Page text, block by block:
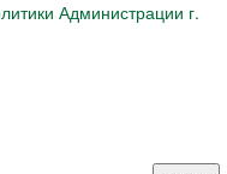
Администрации г.